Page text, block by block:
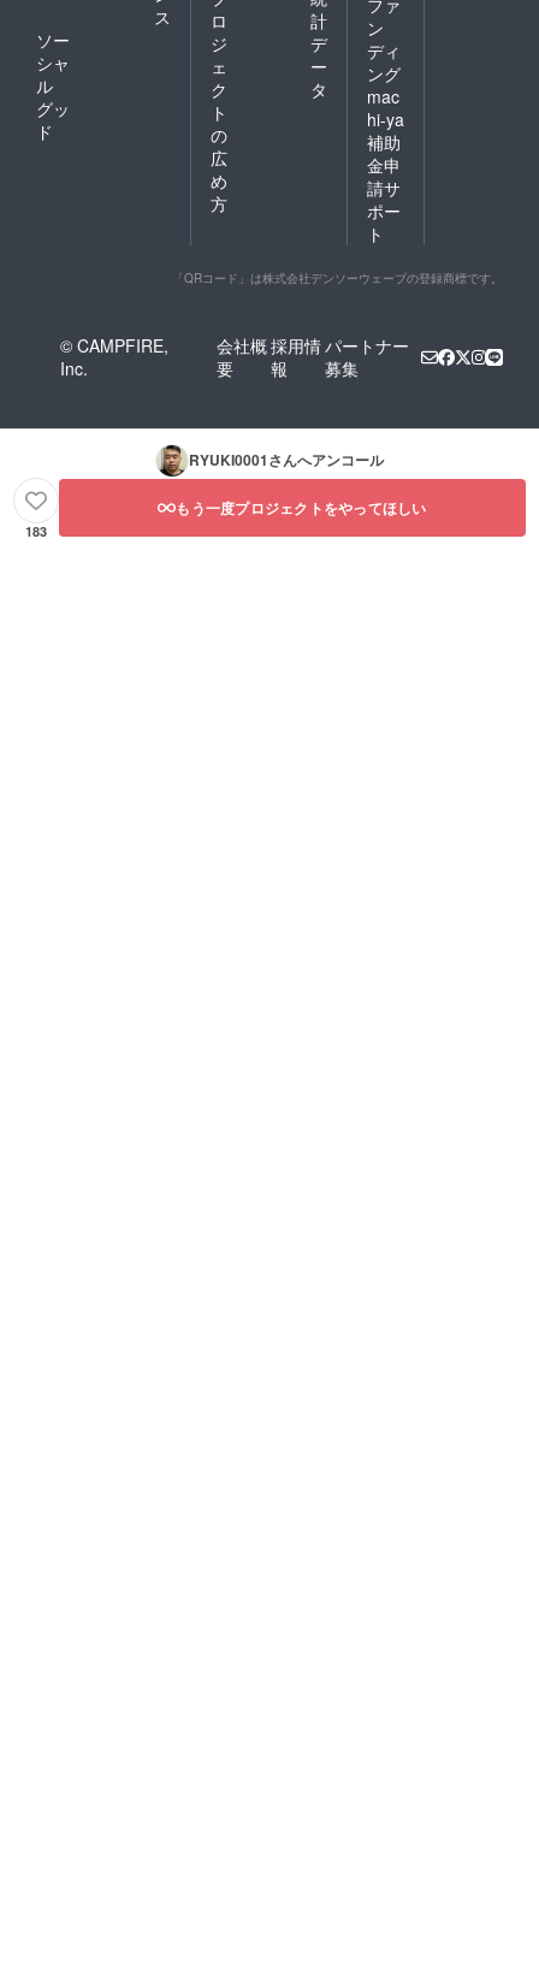
ス
ソー
シャ
ル
グッ
ド
ロ
ジ
ェ
ク
ト
の
広
め
方
計
デ
ー
タ
ン
ディ
ング
mac
hi-ya
補助
金申
請サ
ポー
ト
「QRコード」は株式会社デンソーウェーブの登録商標です。
© CAMPFIRE,
Inc.
会社概
要
採用情
報
パートナー
募集
RYUKI0001さんへアンコール
183
もう一度プロジェクトをやってほしい